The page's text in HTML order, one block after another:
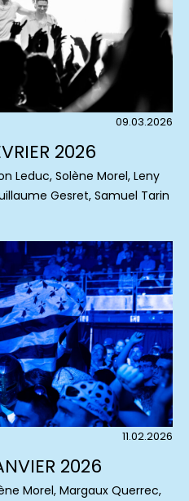
09.03.2026
2026
Leduc, Solène Morel, Leny
Gesret, Samuel Tarin
11.02.2026
2026
Morel, Margaux Querrec,